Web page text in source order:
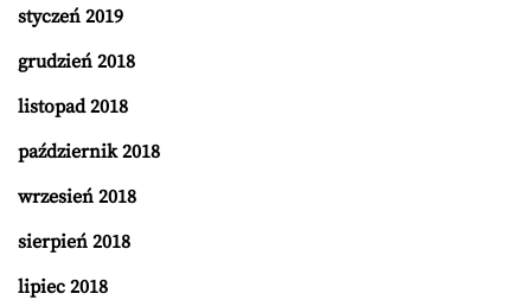
styczeń 2019
grudzień 2018
listopad 2018
październik 2018
wrzesień 2018
sierpień 2018
lipiec 2018